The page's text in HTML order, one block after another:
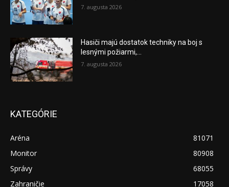
7. augusta 2026
Hasiči majú dostatok techniky na boj s
lesnými požiarmi,...
7. augusta 2026
KATEGÓRIE
Aréna
81071
Monitor
80908
Správy
68055
Zahraničie
17058